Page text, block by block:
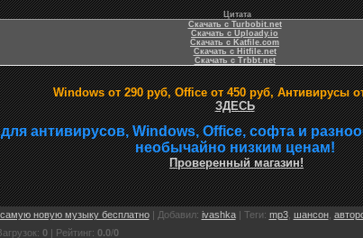
Цитата
Скачать с Turbobit.net
Скачать с Uploady.io
Скачать с Katfile.com
Скачать с Hitfile.net
Скачать с Trbbt.net
Windows от 290 руб, Office от 450 руб, Антивирусы
ЗДЕСЬ
антивирусов, Windows, Office, софта и
необычайно низким ценам!
Проверенный магазин!
самую новую музыку бесплатно| Добавил: ivashka| Теги: mp3, шансон,
: 0| Рейтинг: 0.0/0